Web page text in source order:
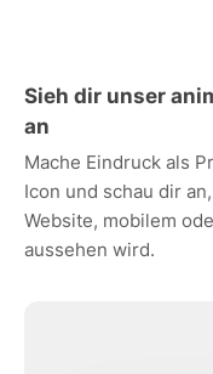
Sieh dir unser
an
Mache Eindruck als
Icon und schau dir
Website, mobilem
aussehen wird.